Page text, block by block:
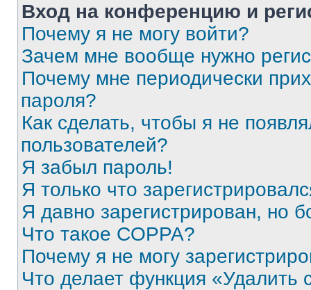
Вход на конференцию и
Почему я не могу войти?
Зачем мне вообще нужно
Почему мне периодически
пароля?
Как сделать, чтобы я не
пользователей?
Я забыл пароль!
Я только что
Я давно зарегистрирован, но
Что такое COPPA?
Почему я не могу
Что делает функция «Удалить